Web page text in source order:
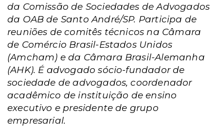
da Comissão de Sociedades de Advogados
da OAB de Santo André/SP. Participa de
reuniões de comitês técnicos na Câmara
de Comércio Brasil-Estados Unidos
(Amcham) e da Câmara Brasil-Alemanha
(AHK). É advogado sócio-fundador de
sociedade de advogados, coordenador
acadêmico de instituição de ensino
executivo e presidente de grupo
empresarial.